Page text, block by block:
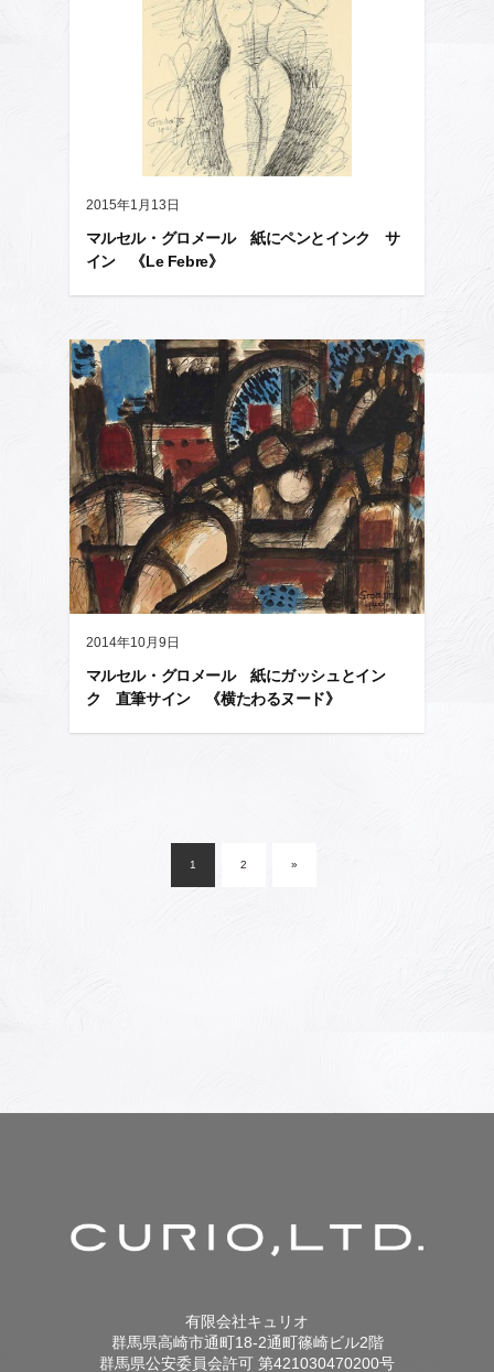
2015年1月13日
マルセル・グロメール 紙にペンとインク サ
イン 《Le Febre》
2014年10月9日
マルセル・グロメール 紙にガッシュとイン
ク 直筆サイン 《横たわるヌード》
1 2 »
有限会社キュリオ
群馬県高崎市通町18-2通町篠崎ビル2階
群馬県公安委員会許可 第421030470200号